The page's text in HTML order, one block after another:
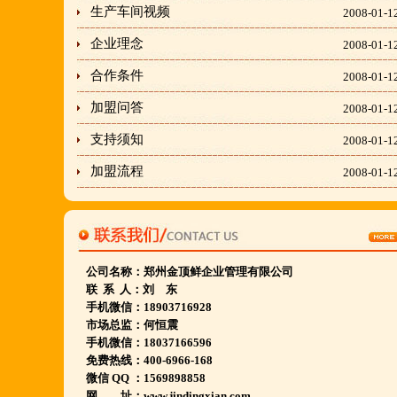
胡羊排餐饮管理有限公司所持有.
金顶鲜宁夏特色系列胡羊排烧烤火锅复合餐厅
2018年持续火爆招商开店中.
期待您加入大家庭.
若您开店无必胜把握,
请致电我们:4006966168
陕西西安市 宁夏银川市 山东聊城市等店.....
江苏泗洪 沭阳 浙江宁波温州等店.....
生产车间视频 2008-01-
企业理念 2008-01-
合作条件 2008-01-
加盟问答 2008-01-
支持须知 2008-01-
加盟流程 2008-01-
公司名称： 郑州金顶鲜企业管理有限公司
联 系 人：刘 东
手机微信：18903716928
市场总监：何恒震
手机微信：18037166596
免费热线：400-6966-168
微信 QQ ：1569898858